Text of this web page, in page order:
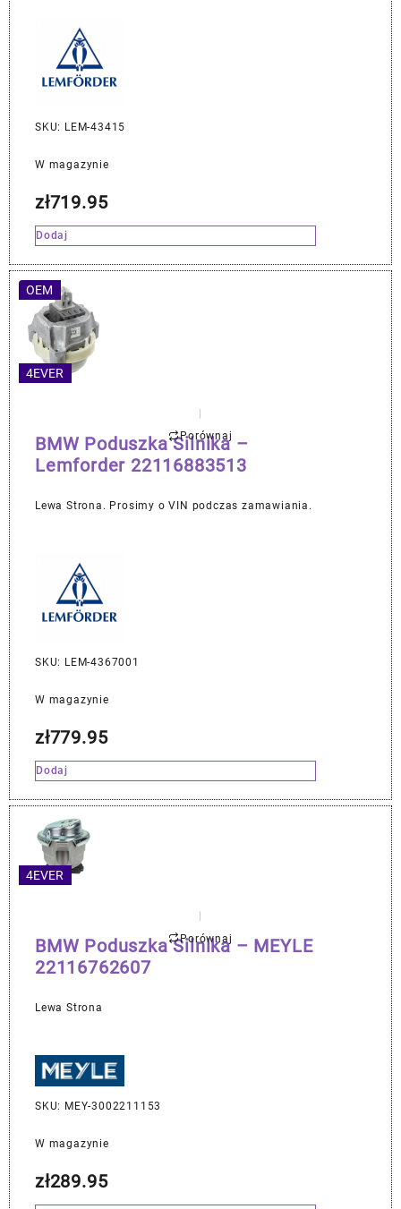
SKU: LEM-43415
W magazynie
zł719.95
Dodaj
OEM
4EVER
Porównaj
BMW Poduszka Silnika –
Lemforder 22116883513
Lewa Strona. Prosimy o VIN podczas zamawiania.
SKU: LEM-4367001
W magazynie
zł779.95
Dodaj
4EVER
Porównaj
BMW Poduszka Silnika – MEYLE
22116762607
Lewa Strona
SKU: MEY-3002211153
W magazynie
zł289.95